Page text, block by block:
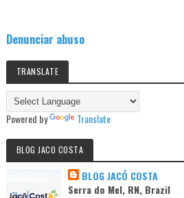
Denunciar abuso
TRANSLATE
Powered by Translate
BLOG JACO COSTA
BLOG JACÓ COSTA
Serra do Mel, RN, Brazil